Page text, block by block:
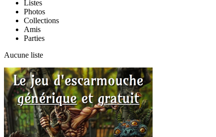
Listes
Photos
Collections
Amis
Parties
Aucune liste